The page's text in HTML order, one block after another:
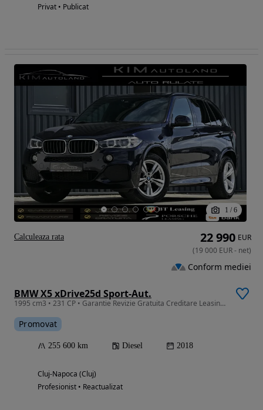
Privat • Publicat
1 / 6
BMW X5 xDrive25d Sport-Aut.
1995 cm3 • 231 CP • Garantie Revizie Gratuita Creditare Leasing Rate Fixe M Pachet 4x4
Promovat
255 600 km Diesel 2018
Cluj-Napoca (Cluj)
Profesionist • Reactualizat
22 990 EUR
(19 000 EUR- net)
Conform mediei
Calculeaza rata